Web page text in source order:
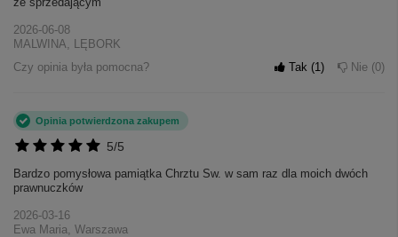
2026-06-08
MALWINA, LĘBORK
Czy opinia była pomocna?
Tak 1 Nie 0
5/5
Opinia potwierdzona zakupem
Bardzo pomysłowa pamiątka Chrztu Sw. w sam raz dla moich dwóch
prawnuczków
2026-03-16
Ewa Maria, Warszawa